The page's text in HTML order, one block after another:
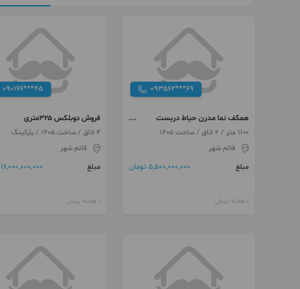
093562***69
همکف نما مدرن حیاط دربست
مستقل فی مناسب/آفر
1100 متر / 2 اتاق / ساخت 1405
قائم شهر
مبلغ
5,500,000,000 تومان
1 هفته پیش
090166***45
فروش دوبلکس ۳۲۵متری
خشک(املاک مدرن)
4 اتاق / ساخت 1405 / پارکینگ
قائم شهر
مبلغ
16,000,000,000 تومان
1 هفته پیش